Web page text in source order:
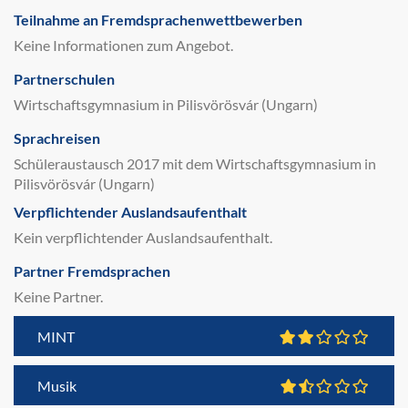
Teilnahme an Fremdsprachenwettbewerben
Keine Informationen zum Angebot.
Partnerschulen
Wirtschaftsgymnasium in Pilisvörösvár (Ungarn)
Sprachreisen
Schüleraustausch 2017 mit dem Wirtschaftsgymnasium in
Pilisvörösvár (Ungarn)
Verpflichtender Auslandsaufenthalt
Kein verpflichtender Auslandsaufenthalt.
Partner Fremdsprachen
Keine Partner.
MINT
Musik